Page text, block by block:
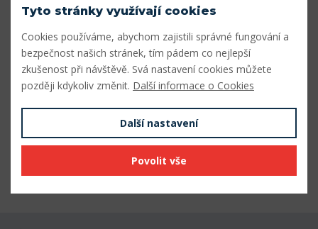
pojistným kroužkem. Ložiska se zvýšenou radiální vůlí
K kuželová díra vnitřního kroužku.
Parametry
Vnitřní průměr (mm) 10
Vnější průměr (mm) 26
Tyto stránky využívají cookies
Cookies používáme, abychom zajistili správné fungování a
bezpečnost našich stránek, tím pádem co nejlepší
zkušenost při návštěvě. Svá nastavení cookies můžete
později kdykoliv změnit. Další informace o Cookies
Další nastavení
Povolit vše